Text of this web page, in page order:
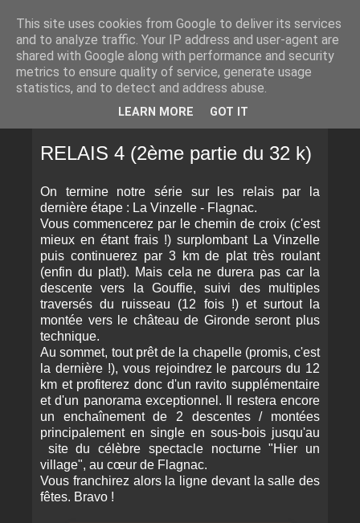
RELAIS 4 (2ème partie du 32 k)
On termine notre série sur les relais par la
dernière étape : La Vinzelle - Flagnac.
Vous commencerez par le chemin de croix (c'est
mieux en étant frais !) surplombant La Vinzelle
puis continuerez par 3 km de plat très roulant
(enfin du plat!). Mais cela ne durera pas car la
descente vers la Gouffie, suivi des multiples
traversés du ruisseau (12 fois !) et surtout la
montée vers le château de Gironde seront plus
technique.
Au sommet, tout prêt de la chapelle (promis, c'est
la dernière !), vous rejoindrez le parcours du 12
km et profiterez donc d'un ravito supplémentaire
et d'un panorama exceptionnel. Il restera encore
un enchaînement de 2 descentes / montées
principalement en single en sous-bois jusqu'au
site du célèbre spectacle nocturne "Hier un
village", au cœur de Flagnac.
Vous franchirez alors la ligne devant la salle des
fêtes. Bravo !
This site uses cookies from Google to deliver its services
and to analyze traffic. Your IP address and user-agent are
shared with Google along with performance and security
metrics to ensure quality of service, generate usage
statistics, and to detect and address abuse.
LEARN MORE GOT IT